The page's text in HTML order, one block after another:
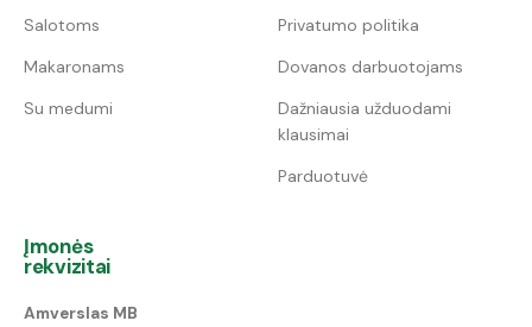
Salotoms
Makaronams
Su medumi
Privatumo politika
Dovanos darbuotojams
Dažniausia užduodami
klausimai
Parduotuvė
Įmonės
rekvizitai
Amverslas MB